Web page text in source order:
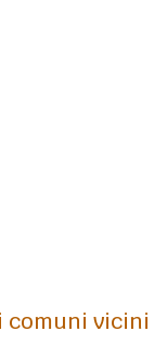
comuni vicini